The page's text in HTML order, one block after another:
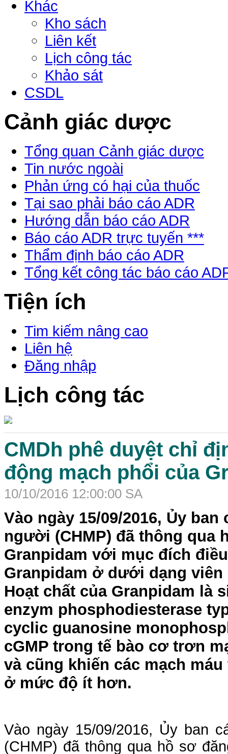
Khác
Kho sách
Liên kết
Lịch công tác
Khảo sát
CSDL
Cảnh giác dược
Tổng quan Cảnh giác dược
Tin nước ngoài
Phản ứng có hại của thuốc
Tại sao phải báo cáo ADR
Hướng dẫn báo cáo ADR
Báo cáo ADR trực tuyến ***
Thẩm định báo cáo ADR
Tổng kết công tác báo cáo
Tiện ích
Tim kiếm nâng cao
Liên hệ
Đăng nhập
Lịch công tác
CMDh phê duyệt chỉ
động mạch phổi của
10/10/2016 12:00:00 SA
Vào ngày 15/09/2016, Ủy
người (CHMP) đã thông qua
Granpidam với mục đích
Granpidam ở dưới dạng
Hoạt chất của Granpidam là
enzym phosphodiesterase
cyclic guanosine
cGMP trong tế bào cơ trơn
và cũng khiến các mạch
ở mức độ ít hơn.
Vào ngày 15/09/2016, Ủy ban
(CHMP) đã thông qua hồ sơ